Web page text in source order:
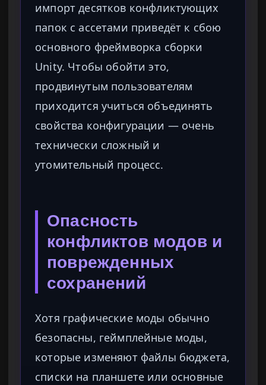
импорт десятков конфликтующих
папок с ассетами приведёт к сбою
основного фреймворка сборки
Unity. Чтобы обойти это,
продвинутым пользователям
приходится учиться объединять
свойства конфигурации — очень
технически сложный и
утомительный процесс.
Опасность
конфликтов модов и
поврежденных
сохранений
Хотя графические моды обычно
безопасны, геймплейные моды,
которые изменяют файлы бюджета,
списки на планшете или основные